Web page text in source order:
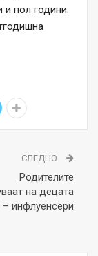
и пол години.
СЛЕДНО
Родителите
на децата
– инфлуенсери